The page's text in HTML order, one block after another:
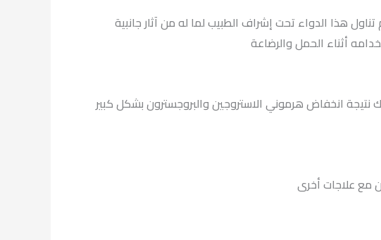
الوريد على مدار 60 ساعة، لكننا إذ ننصح بأن يتم تناول هذا الدواء تحت إشراف الطبيب لما له من آثار جانبية
أثناء الحمل والرضاعة
نتيجة انخفاض هرموني الاستروجين والبروجسترون بشكل كبير
مع علاجات أخرى